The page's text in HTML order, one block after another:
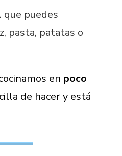
que puedes
pasta, patatas o
en poco
de hacer y está